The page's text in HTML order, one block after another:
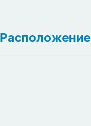
Расположение